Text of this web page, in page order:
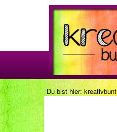
Du bist hier: kreativbunt